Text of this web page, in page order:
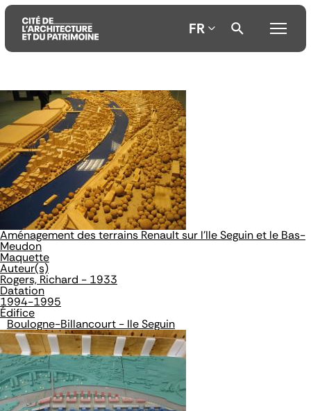
Aller
contenu
principal
Aller
menu
principal
Aller
la
recherche
FR
Aménagement des terrains Renault sur l'Ile Seguin et le Bas-
Meudon
Maquette
Auteur(s)
Rogers, Richard - 1933
Datation
1994-1995
Édifice
Boulogne-Billancourt - Ile Seguin